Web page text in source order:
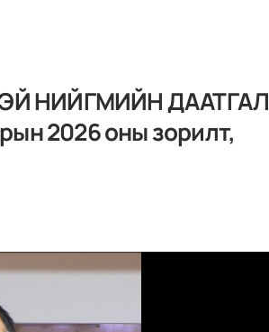
НИЙГМИЙН ДААТГАЛ
2026 оны зорилт,